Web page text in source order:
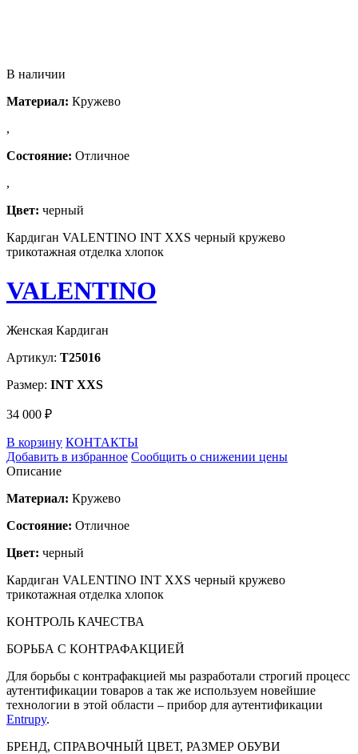
В наличии
Материал: Кружево
,
Состояние: Отличное
,
Цвет: черный
Кардиган VALENTINO INT XXS черный кружево
трикотажная отделка хлопок
VALENTINO
Женская Кардиган
Артикул: T25016
Размер: INT XXS
34 000 ₽
В корзину КОНТАКТЫ
Добавить в избранное Сообщить о снижении цены
Описание
Материал: Кружево
Состояние: Отличное
Цвет: черный
Кардиган VALENTINO INT XXS черный кружево
трикотажная отделка хлопок
КОНТРОЛЬ КАЧЕСТВА
БОРЬБА С КОНТРАФАКЦИЕЙ
Для борьбы с контрафакцией мы разработали строгий процесс
аутентификации товаров а так же используем новейшие
технологии в этой области – прибор для аутентификации
Entrupy.
БРЕНД, СПРАВОЧНЫЙ ЦВЕТ, РАЗМЕР ОБУВИ